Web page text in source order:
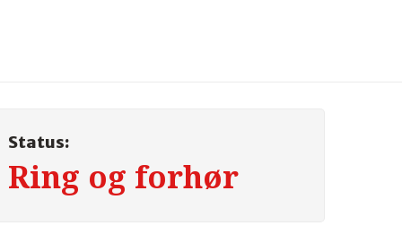
Status:
Ring og forhør